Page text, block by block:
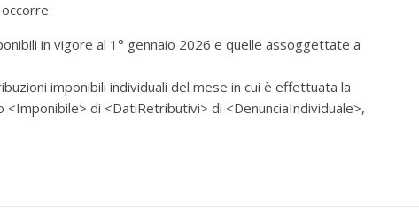
in vigore al 1° gennaio 2026 e quelle assoggettate a
imponibili individuali del mese in cui è effettuata la
di <DatiRetributivi> di <DenunciaIndividuale>,